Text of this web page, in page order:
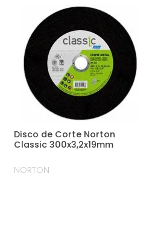
Disco de Corte Norton
Classic 300x3,2x19mm
NORTON